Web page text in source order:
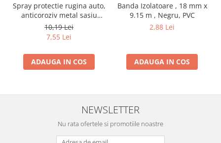
Spray protectie rugina auto,
anticoroziv metal sasiu
praguri usi aerosol, 200 ml
10,19 Lei
7,55 Lei
ADAUGA IN COS
Banda Izolatoare , 18 mm x
9.15 m , Negru, PVC
2,88 Lei
ADAUGA IN COS
NEWSLETTER
Nu rata ofertele si promotiile noastre